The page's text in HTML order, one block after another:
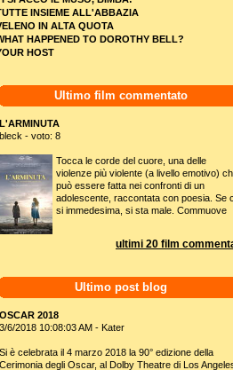
INSIEME ALL'ABBAZIA
IN ALTA QUOTA
HAPPENED TO DOROTHY BELL?
HOST
Ultimo film commentato
L'ARMINUTA
bleck - voto: 8
Tocca le corde del cuore, una delle
violenze più violente (a livello emotivo)
può essere fatta nei confronti di un
adolescente, raccontata con poesia. Se
si immedesima, si sta male. Commuove
ultimi 20 film
Ultimo post blog
OSCAR 2018
3/6/2018 10:08:03 AM - Kater
Si è celebrata il 4 marzo 2018 la 90° edizione della
Cerimonia degli Oscar, al Dolby Theatre di Los